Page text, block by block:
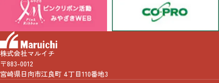
株式会社マルイチ
〒883-0012
宮崎県日向市江良町 4丁目110番地3